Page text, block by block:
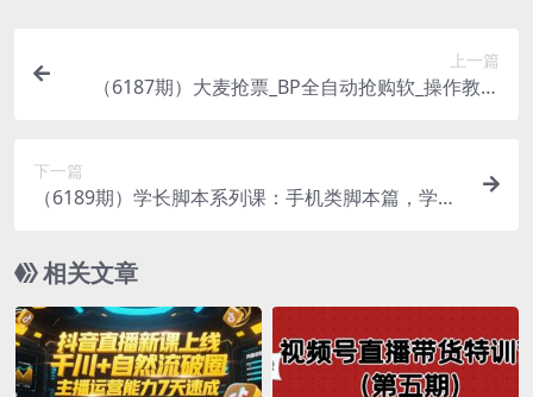
上一篇
（6187期）大麦抢票_BP全自动抢购软_操作教程
下一篇
（6189期）学长脚本系列课：手机类脚本篇，学会
相关文章